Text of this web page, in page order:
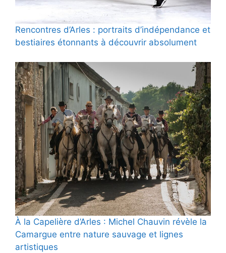
Rencontres d’Arles : portraits d’indépendance et
bestiaires étonnants à découvrir absolument
À la Capelière d’Arles : Michel Chauvin révèle la
Camargue entre nature sauvage et lignes
artistiques